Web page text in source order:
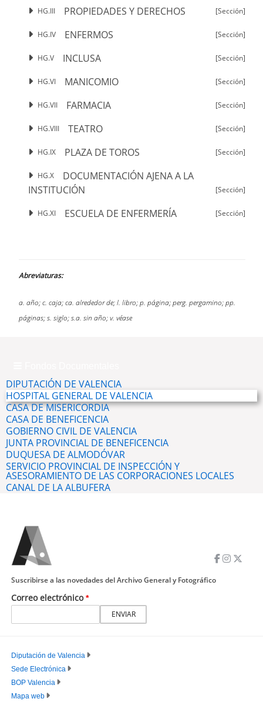
HG.III PROPIEDADES Y DERECHOS [Sección]
HG.IV ENFERMOS [Sección]
HG.V INCLUSA [Sección]
HG.VI MANICOMIO [Sección]
HG.VII FARMACIA [Sección]
HG.VIII TEATRO [Sección]
HG.IX PLAZA DE TOROS [Sección]
HG.X
DOCUMENTACIÓN AJENA A LA
INSTITUCIÓN
[Sección]
HG.XI ESCUELA DE ENFERMERÍA [Sección]
Abreviaturas:
a. año; c. caja; ca. alrededor de; l. libro; p. página; perg. pergamino; pp.
páginas; s. siglo; s.a. sin año; v. véase
DIPUTACIÓN DE VALENCIA
HOSPITAL GENERAL DE VALENCIA
CASA DE MISERICORDIA
CASA DE BENEFICENCIA
GOBIERNO CIVIL DE VALENCIA
JUNTA PROVINCIAL DE BENEFICENCIA
DUQUESA DE ALMODÓVAR
SERVICIO PROVINCIAL DE INSPECCIÓN Y
ASESORAMIENTO DE LAS CORPORACIONES LOCALES
CANAL DE LA ALBUFERA
Correo electrónico
Suscribirse a las novedades del Archivo General y Fotográfico
PIE
PRINCIPAL
Diputación de Valencia
Sede Electrónica
BOP Valencia
Mapa web